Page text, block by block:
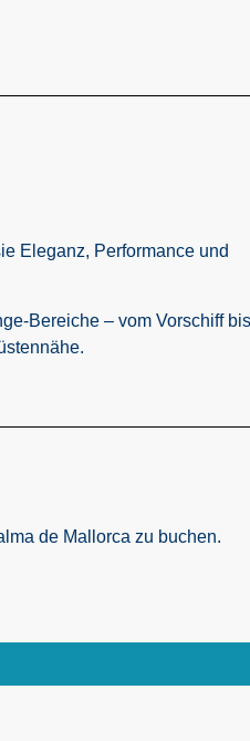
Eleganz, Performance und
Bereiche – vom Vorschiff
de Mallorca zu buchen.